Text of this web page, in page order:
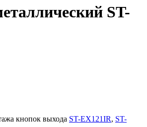
ST-
кнопок выхода ST-EX121IR, ST-